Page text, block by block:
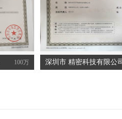
100万 深圳市 精密科技有限公